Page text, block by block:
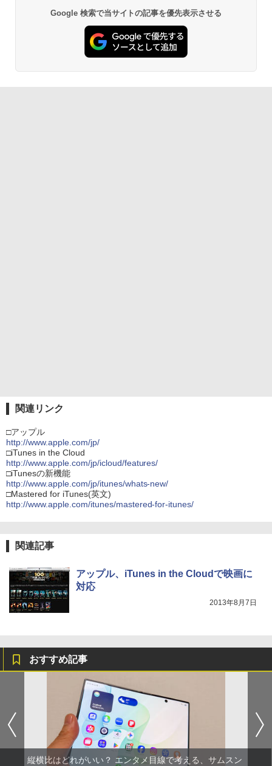
Google 検索で当サイトの記事を優先表示させる
関連リンク
□アップル
http://www.apple.com/jp/
□iTunes in the Cloud
http://www.apple.com/jp/icloud/features/
□iTunesの新機能
http://www.apple.com/jp/itunes/whats-new/
□Mastered for iTunes(英文)
http://www.apple.com/itunes/mastered-for-itunes/
関連記事
アップル、iTunes in the Cloudで映画に
対応
2013年8月7日
おすすめ記事
縦横比はどれがいい？ エンタメ目線で考える、サムスン